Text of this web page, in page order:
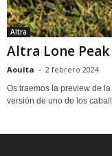
Altra
Altra Lone Peak
Aouita - 2 febrero 2024
Os traemos la preview de
versión de uno de los